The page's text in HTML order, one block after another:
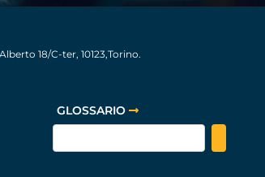
18/C-ter, 10123,Torino.
GLOSSARIO